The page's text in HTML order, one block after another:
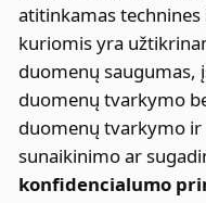
atitinkamas
kuriomis yra
duomenų saugumas,
duomenų tvarkymo
duomenų tvarkymo
sunaikinimo ar
konfidencialumo